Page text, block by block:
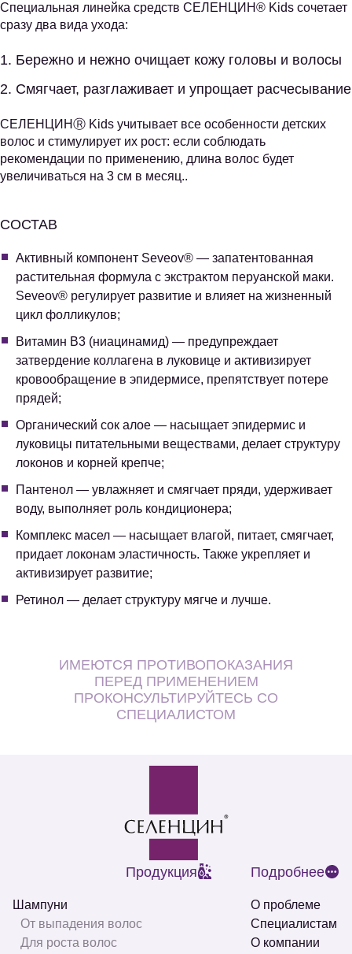
Специальная линейка средств СЕЛЕНЦИН® Kids сочетает
сразу два вида ухода:
Бережно и нежно очищает кожу головы и волосы
Смягчает, разглаживает и упрощает расчесывание
СЕЛЕНЦИНⓇ Kids учитывает все особенности детских
волос и стимулирует их рост: если соблюдать
рекомендации по применению, длина волос будет
увеличиваться на 3 см в месяц..
СОСТАВ
Активный компонент Seveov® — запатентованная
растительная формула с экстрактом перуанской маки.
Seveov® регулирует развитие и влияет на жизненный
цикл фолликулов;
Витамин В3 (ниацинамид) — предупреждает
затвердение коллагена в луковице и активизирует
кровообращение в эпидермисе, препятствует потере
прядей;
Органический сок алое — насыщает эпидермис и
луковицы питательными веществами, делает структуру
локонов и корней крепче;
Пантенол — увлажняет и смягчает пряди, удерживает
воду, выполняет роль кондиционера;
Комплекс масел — насыщает влагой, питает, смягчает,
придает локонам эластичность. Также укрепляет и
активизирует развитие;
Ретинол — делает структуру мягче и лучше.
ИМЕЮТСЯ ПРОТИВОПОКАЗАНИЯ
ПЕРЕД ПРИМЕНЕНИЕМ
ПРОКОНСУЛЬТИРУЙТЕСЬ СО
СПЕЦИАЛИСТОМ
Продукция
Шампуни
От выпадения волос
Для роста волос
Подробнее
О проблеме
Специалистам
О компании